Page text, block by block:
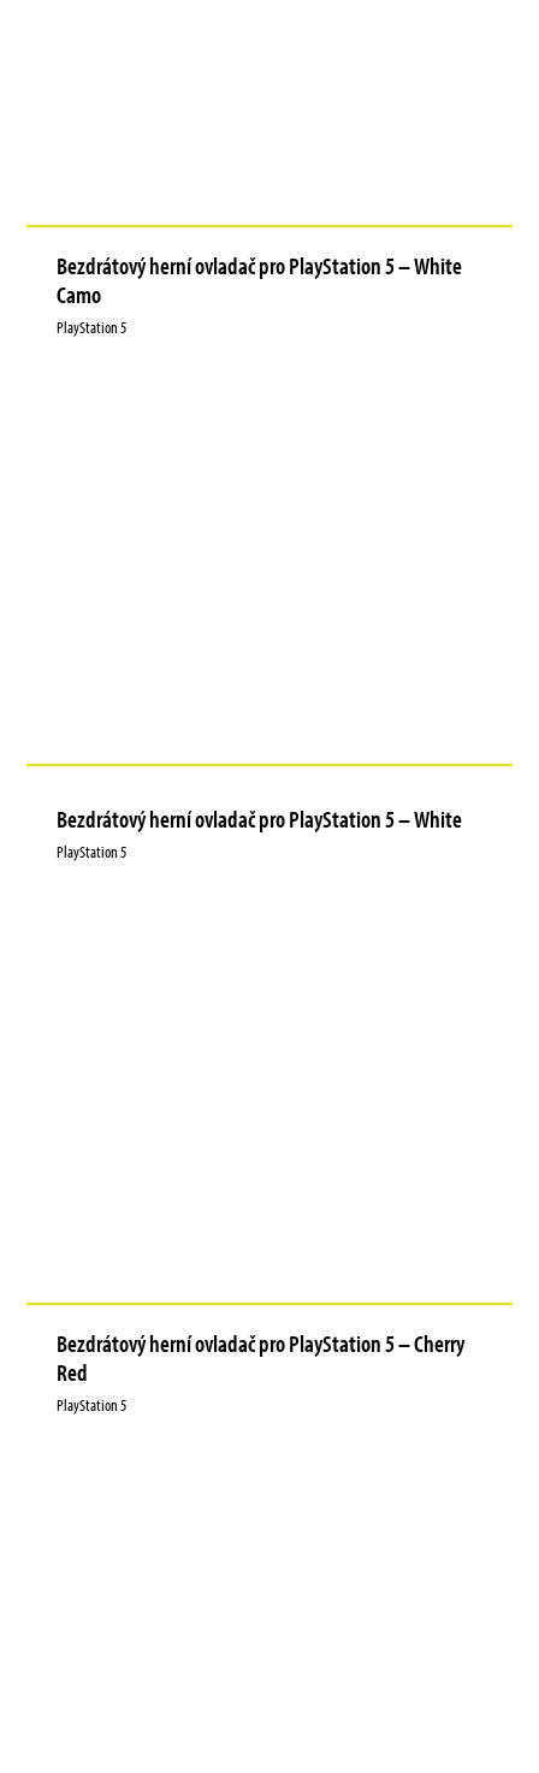
Bezdrátový herní ovladač pro PlayStation 5 – White
Camo
PlayStation 5
Bezdrátový herní ovladač pro PlayStation 5 – White
PlayStation 5
Bezdrátový herní ovladač pro PlayStation 5 – Cherry
Red
PlayStation 5